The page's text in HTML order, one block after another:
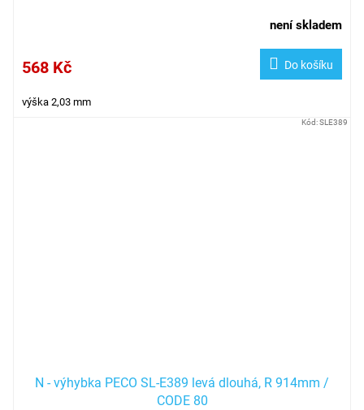
není skladem
568 Kč Do košíku
výška 2,03 mm
N - výhybka PECO SL-E389 levá dlouhá, R 914mm /
CODE 80
Kód:SLE389